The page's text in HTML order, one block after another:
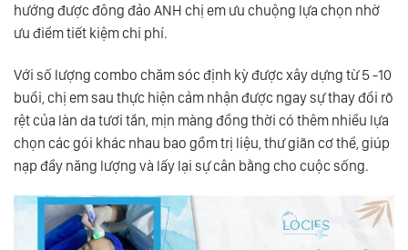
hướng được đông đảo ANH chị em ưu chuộng lựa chọn nhờ
ưu điểm tiết kiệm chi phí.
Với số lượng combo chăm sóc định kỳ được xây dựng từ 5 -10
buổi, chị em sau thực hiện cảm nhận được ngay sự thay đổi rõ
rệt của làn da tươi tắn, mịn màng đồng thời có thêm nhiều lựa
chọn các gói khác nhau bao gồm trị liệu, thư giãn cơ thể, giúp
nạp đầy năng lượng và lấy lại sự cân bằng cho cuộc sống.